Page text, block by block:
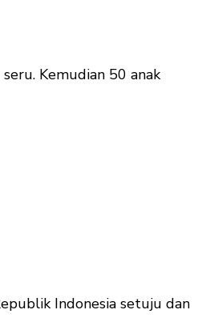
Kemudian 50 anak
Indonesia setuju dan